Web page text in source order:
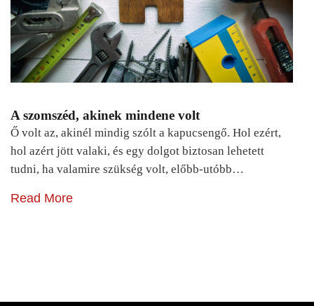
A szomszéd, akinek mindene volt
Ő volt az, akinél mindig szólt a kapucsengő. Hol ezért,
hol azért jött valaki, és egy dolgot biztosan lehetett
tudni, ha valamire szükség volt, előbb-utóbb…
Read More